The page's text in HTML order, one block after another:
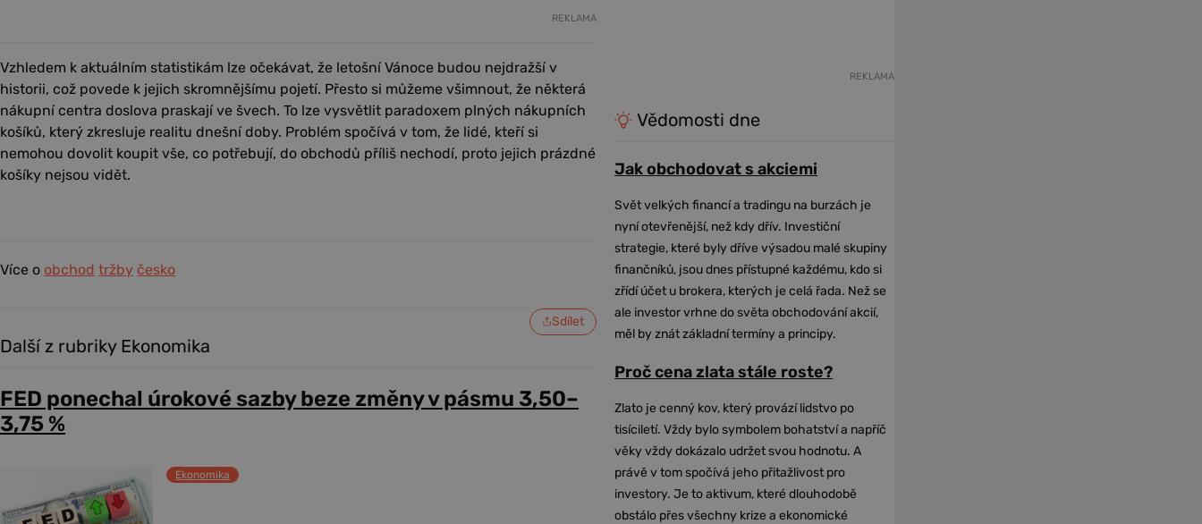
REKLAMA
Vzhledem k aktuálním statistikám lze očekávat, že letošní Vánoce budou nejdražší v
historii, což povede k jejich skromnějšímu pojetí. Přesto si můžeme všimnout, že některá
nákupní centra doslova praskají ve švech. To lze vysvětlit paradoxem plných nákupních
košíků, který zkresluje realitu dnešní doby. Problém spočívá v tom, že lidé, kteří si
nemohou dovolit koupit vše, co potřebují, do obchodů příliš nechodí, proto jejich prázdné
košíky nejsou vidět.
Více o obchod tržby česko
Sdílet
Další z rubriky Ekonomika
FED ponechal úrokové sazby beze změny v pásmu 3,50–
3,75 %
Ekonomika
REKLAMA
Vědomosti dne
Jak obchodovat s akciemi
Svět velkých financí a tradingu na burzách je
nyní otevřenější, než kdy dřív. Investiční
strategie, které byly dříve výsadou malé skupiny
finančníků, jsou dnes přístupné každému, kdo si
zřídí účet u brokera, kterých je celá řada. Než se
ale investor vrhne do světa obchodování akcií,
měl by znát základní termíny a principy.
Proč cena zlata stále roste?
Zlato je cenný kov, který provází lidstvo po
tisíciletí. Vždy bylo symbolem bohatství a napříč
věky vždy dokázalo udržet svou hodnotu. A
právě v tom spočívá jeho přitažlivost pro
investory. Je to aktivum, které dlouhodobě
obstálo přes všechny krize a ekonomické